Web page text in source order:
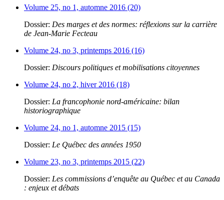
Volume 25, no 1, automne 2016 (20)
Dossier: Des marges et des normes: réflexions sur la carrière
de Jean-Marie Fecteau
Volume 24, no 3, printemps 2016 (16)
Dossier: Discours politiques et mobilisations citoyennes
Volume 24, no 2, hiver 2016 (18)
Dossier: La francophonie nord-américaine: bilan
historiographique
Volume 24, no 1, automne 2015 (15)
Dossier: Le Québec des années 1950
Volume 23, no 3, printemps 2015 (22)
Dossier: Les commissions d’enquête au Québec et au Canada
: enjeux et débats